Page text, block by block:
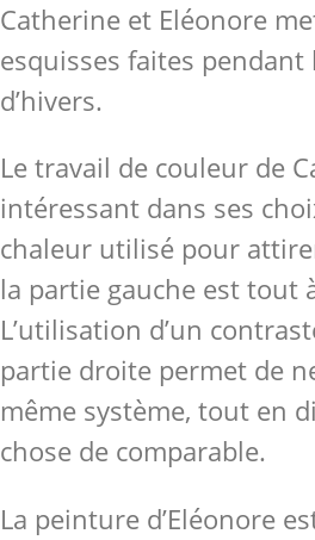
Catherine et Eléonore
esquisses faites pendant
d’hivers.
Le travail de couleur de
intéressant dans ses
chaleur utilisé pour
la partie gauche est tout
L’utilisation d’un
partie droite permet de
même système, tout en
chose de comparable.
La peinture d’Eléonore